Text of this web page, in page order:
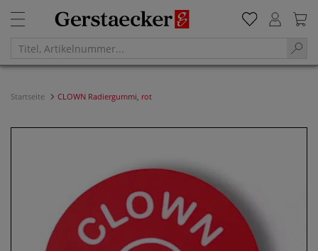
Startseite CLOWN Radiergummi, rot